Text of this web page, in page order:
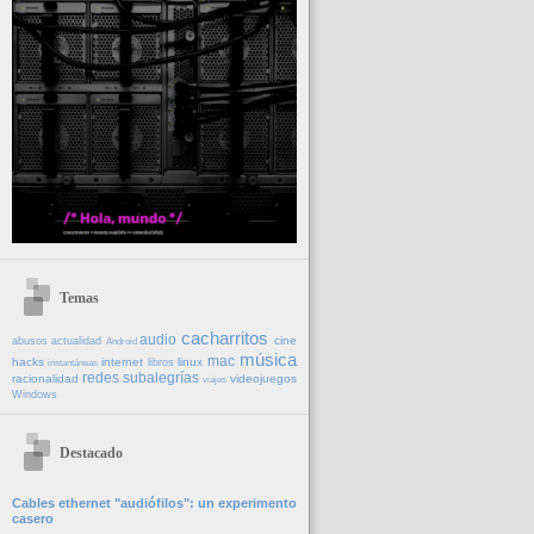
Temas
abusosactualidad Androidaudio cacharritos cine
hacksinstantáneas internet libros linux mac música
racionalidad redes subalegríasviajes videojuegos
Windows
Destacado
Cables ethernet "audiófilos": un experimento
casero